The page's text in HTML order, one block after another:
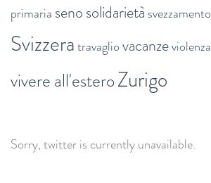
primaria senosolidarietà svezzamento
Svizzeratravagliovacanzeviolenza
vivere all'esteroZurigo
Sorry, twitter is currently unavailable.